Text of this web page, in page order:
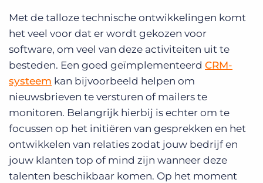
Met de talloze technische ontwikkelingen komt
het veel voor dat er wordt gekozen voor
software, om veel van deze activiteiten uit te
besteden. Een goed geïmplementeerd CRM-
systeem kan bijvoorbeeld helpen om
nieuwsbrieven te versturen of mailers te
monitoren. Belangrijk hierbij is echter om te
focussen op het initiëren van gesprekken en het
ontwikkelen van relaties zodat jouw bedrijf en
jouw klanten top of mind zijn wanneer deze
talenten beschikbaar komen. Op het moment